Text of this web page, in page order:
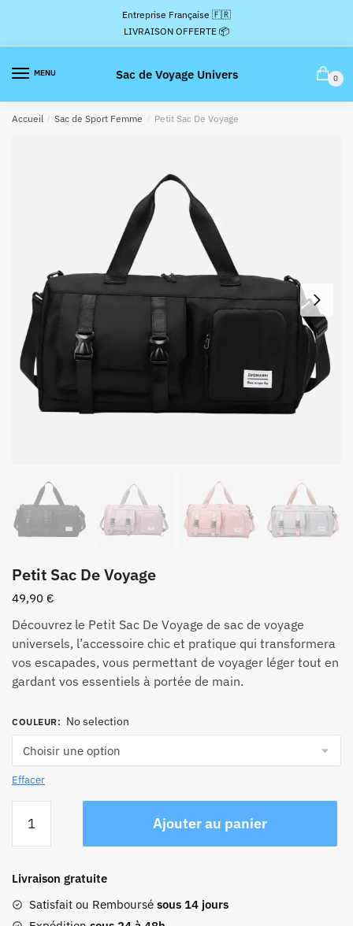
la
navigation
contenu
Entreprise Française 🇫🇷
LIVRAISON OFFERTE 📦
MENU Sac de Voyage Univers 0
Accueil / Sac de Sport Femme / Petit Sac De Voyage
Petit Sac De Voyage
49,90 €
Découvrez le Petit Sac De Voyage de sac de voyage
universels, l’accessoire chic et pratique qui transformera
vos escapades, vous permettant de voyager léger tout en
gardant vos essentiels à portée de main.
COULEUR: No selection
Effacer
Petit
De
Voyage
Ajouter au panier
Livraison gratuite
Satisfait ou Remboursé sous 14 jours